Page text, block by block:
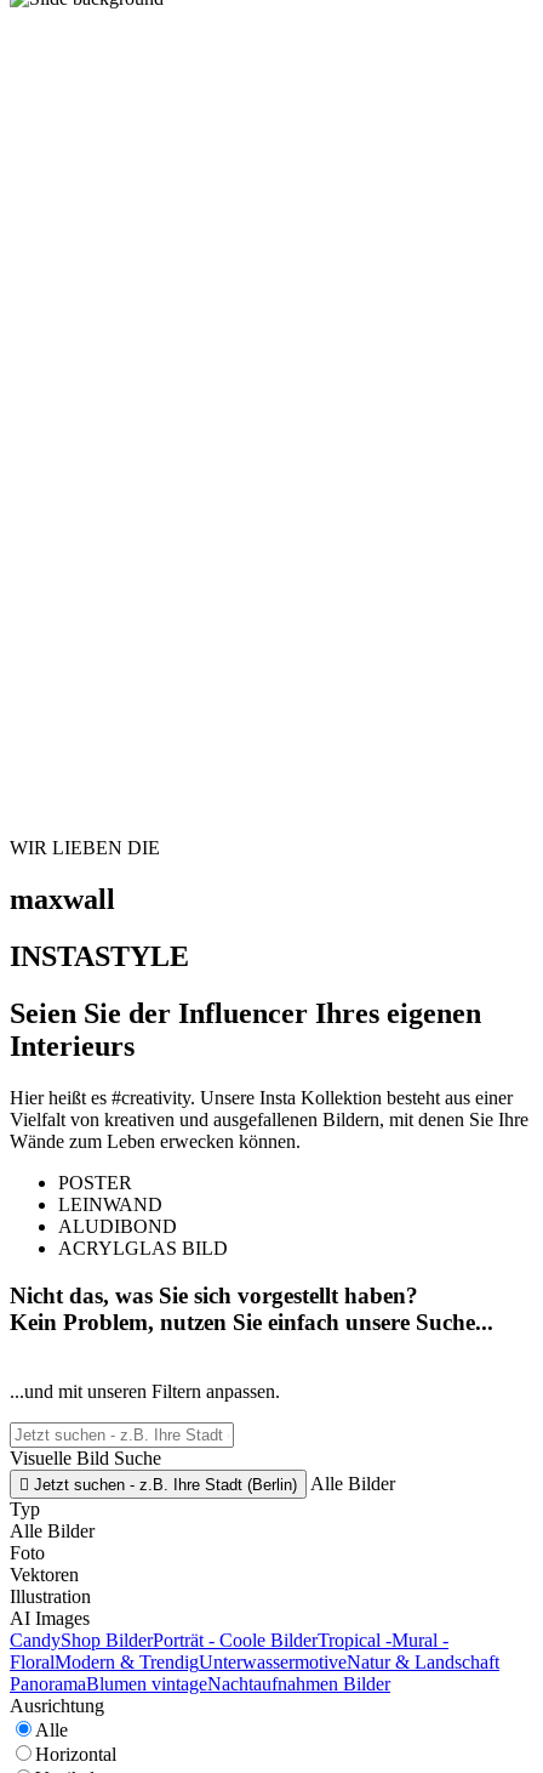
WIR LIEBEN DIE
maxwall
INSTASTYLE
Seien Sie der Influencer Ihres eigenen
Interieurs
Hier heißt es #creativity. Unsere Insta Kollektion besteht aus einer
Vielfalt von kreativen und ausgefallenen Bildern, mit denen Sie Ihre
Wände zum Leben erwecken können.
POSTER
LEINWAND
ALUDIBOND
ACRYLGLAS BILD
Nicht das, was Sie sich vorgestellt haben?
Kein Problem, nutzen Sie einfach unsere Suche...
...und mit unseren Filtern anpassen.
Visuelle Bild Suche
 Jetzt suchen - z.B. Ihre Stadt (Berlin)
Alle Bilder
Typ
Alle Bilder
Foto
Vektoren
Illustration
AI Images
CandyShop BilderPorträt - Coole BilderTropical -Mural -
FloralModern & TrendigUnterwassermotiveNatur & Landschaft
PanoramaBlumen vintageNachtaufnahmen Bilder
Ausrichtung
Alle
Horizontal